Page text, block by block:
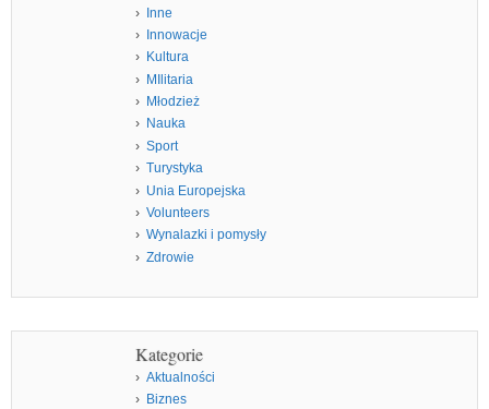
Inne
Innowacje
Kultura
MIlitaria
Młodzież
Nauka
Sport
Turystyka
Unia Europejska
Volunteers
Wynalazki i pomysły
Zdrowie
Kategorie
Aktualności
Biznes